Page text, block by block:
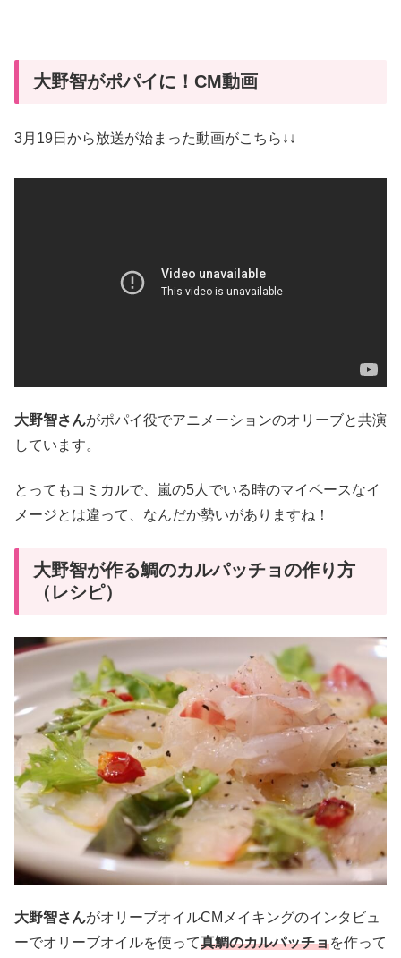
大野智がポパイに！CM動画
3月19日から放送が始まった動画がこちら↓↓
大野智さんがポパイ役でアニメーションのオリーブと共演
しています。
とってもコミカルで、嵐の5人でいる時のマイペースなイ
メージとは違って、なんだか勢いがありますね！
大野智が作る鯛のカルパッチョの作り方
（レシピ）
大野智さんがオリーブオイルCMメイキングのインタビュ
ーでオリーブオイルを使って真鯛のカルパッチョを作って